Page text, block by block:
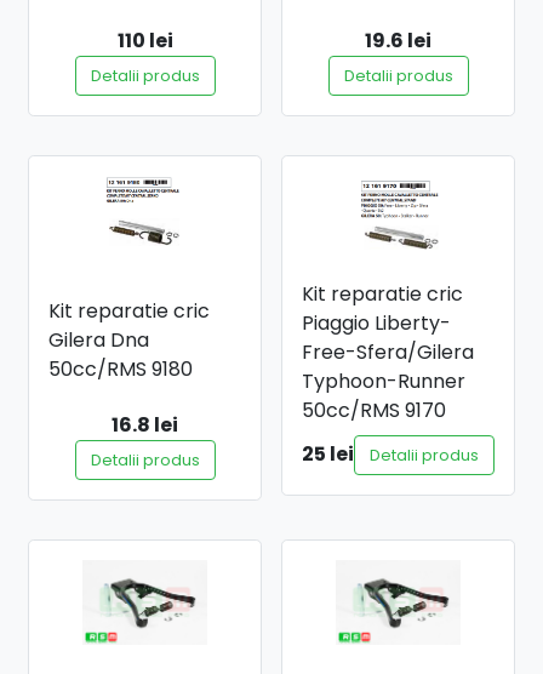
110 lei
Detalii produs
19.6 lei
Detalii produs
Kit reparatie cric
Gilera Dna
50cc/RMS 9180
16.8 lei
Detalii produs
Kit reparatie cric
Piaggio Liberty-
Free-Sfera/Gilera
Typhoon-Runner
50cc/RMS 9170
25 lei
Detalii produs